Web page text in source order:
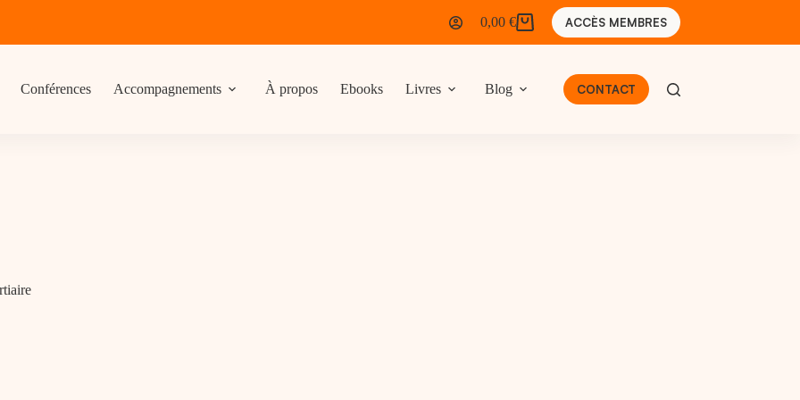
Panier
d’achat
0,00 € ACCÈS MEMBRES
Conférences Accompagnements À propos Ebooks Livres Blog CONTACT